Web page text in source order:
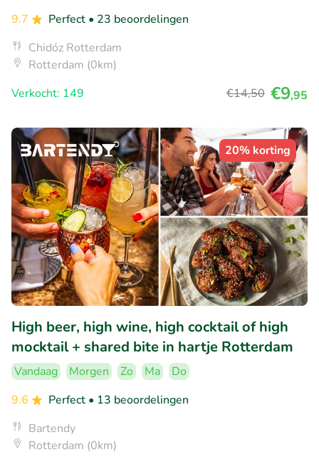
9.7
Perfect • 23 beoordelingen
Chidóz Rotterdam
Rotterdam (0km)
Verkocht: 149
€14,50 €9,95
20% korting
High beer, high wine, high cocktail of high
mocktail + shared bite in hartje Rotterdam
Vandaag Morgen Zo Ma
Do
9.6
Perfect • 13 beoordelingen
Bartendy
Rotterdam (0km)